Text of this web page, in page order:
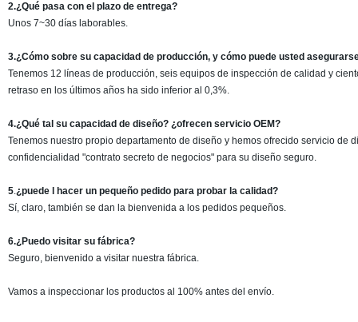
2.¿Qué pasa con el plazo de entrega?
Unos 7~30 días laborables.
3.¿Cómo sobre su capacidad de producción, y cómo puede usted
Tenemos 12 líneas de producción, seis equipos de inspección de calidad y
retraso en los últimos años ha sido inferior al 0,3%.
4.¿Qué tal su capacidad de diseño? ¿ofrecen servicio OEM?
Tenemos nuestro propio departamento de diseño y hemos ofrecido servicio de
confidencialidad "contrato secreto de negocios" para su diseño seguro.
5.¿puede l hacer un pequeño pedido para probar la calidad?
Sí, claro, también se dan la bienvenida a los pedidos pequeños.
6.¿Puedo visitar su fábrica?
Seguro, bienvenido a visitar nuestra fábrica.
Vamos a inspeccionar los productos al 100% antes del envío.